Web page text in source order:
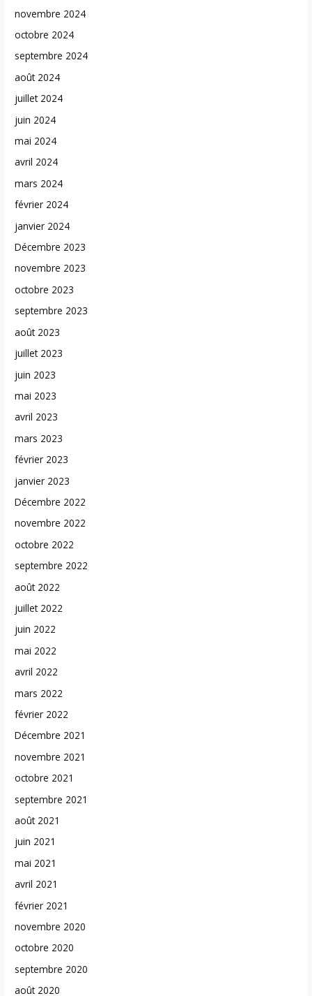
novembre 2024
octobre 2024
septembre 2024
août 2024
juillet 2024
juin 2024
mai 2024
avril 2024
mars 2024
février 2024
janvier 2024
Décembre 2023
novembre 2023
octobre 2023
septembre 2023
août 2023
juillet 2023
juin 2023
mai 2023
avril 2023
mars 2023
février 2023
janvier 2023
Décembre 2022
novembre 2022
octobre 2022
septembre 2022
août 2022
juillet 2022
juin 2022
mai 2022
avril 2022
mars 2022
février 2022
Décembre 2021
novembre 2021
octobre 2021
septembre 2021
août 2021
juin 2021
mai 2021
avril 2021
février 2021
novembre 2020
octobre 2020
septembre 2020
août 2020